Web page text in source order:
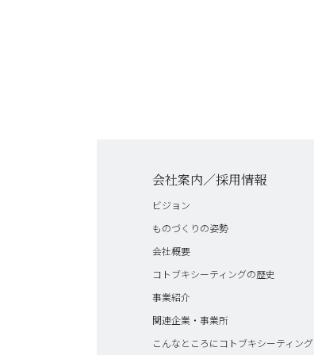
会社案内／採用情報
ビジョン
ものづくりの姿勢
会社概要
コトブキシーティングの歴史
事業紹介
関連企業・事業所
こんなところにコトブキシーティング